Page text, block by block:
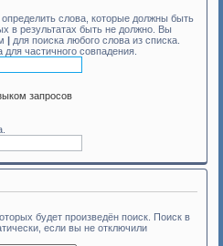
определить слова, которые должны быть
в результатах быть не должно. Вы
| для поиска любого слова из списка.
частичного совпадения.
запросов
будет произведён поиск. Поиск в
если вы не отключили